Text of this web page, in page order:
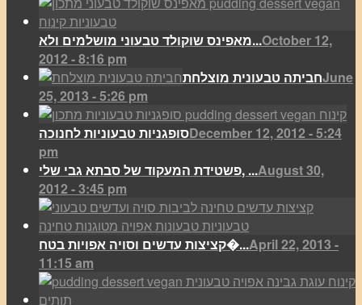
מאפינס שוקולד טבעוני מושלמים ולא...October 12,
2012 - 8:16 pm
חביתה טבעונית מוצלחתJune
25, 2013 - 5:26 pm
סופגניות טבעוניות לחנוכהDecember 12, 2012 - 5:24
pm
פשטידת המעקוד של סבתא גבי שלי, ...August 30,
2012 - 3:45 pm
קציצות עדשים וסויה אפויות בטח�...April 22, 2013 -
11:15 am